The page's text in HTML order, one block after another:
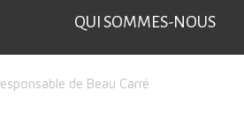
QUI SOMMES-NOUS
de Beau Carré